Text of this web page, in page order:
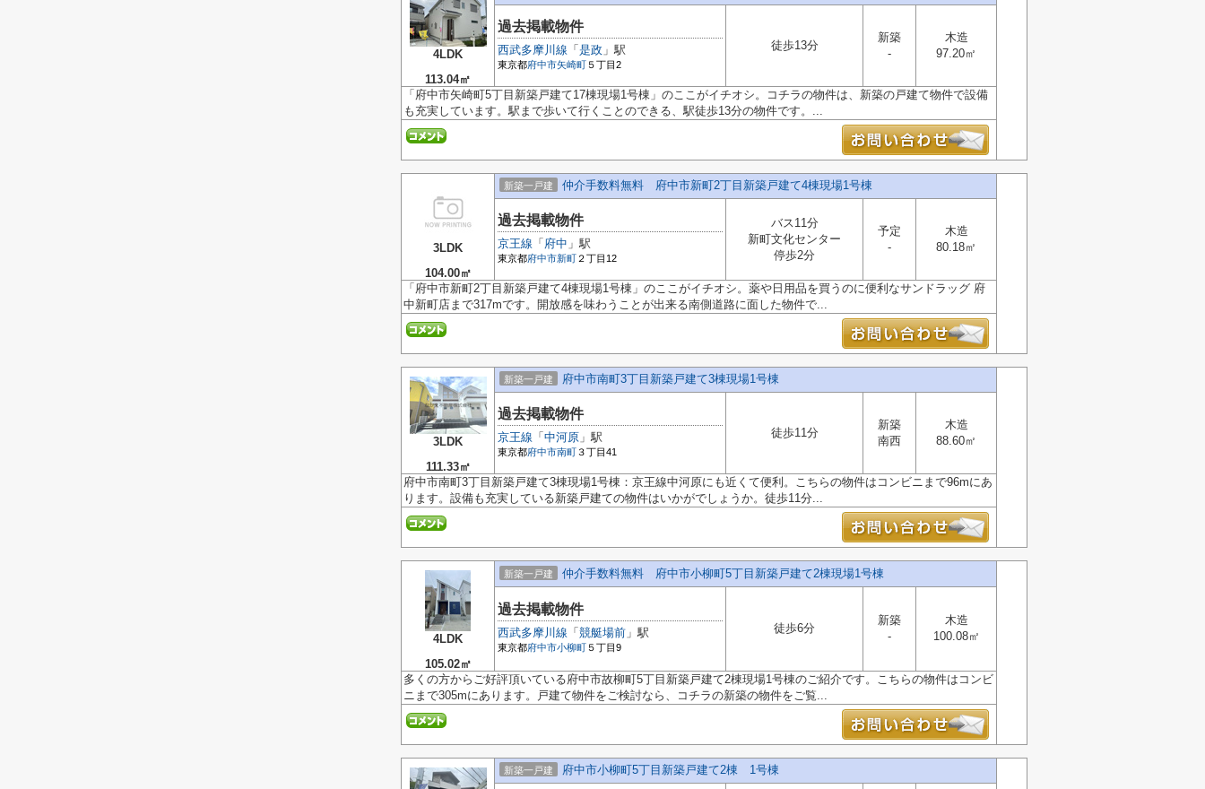
4LDK
113.04㎡
過去掲載物件
西武多摩川線 「 是政 」駅
東京都府中市矢崎町 ５丁目2
徒歩13分
新築
-
木造
97.20㎡
「府中市矢崎町5丁目新築戸建て17棟現場1号棟」のここがイチオシ。コチラの物件は、新築の戸建て物件で設備
も充実しています。駅まで歩いて行くことのできる、駅徒歩13分の物件です。...
3LDK
104.00㎡
新築一戸建 仲介手数料無料 府中市新町2丁目新築戸建て4棟現場1号棟
過去掲載物件
京王線 「 府中 」駅
東京都府中市新町 ２丁目12
バス11分
新町文化センター
停歩2分
予定
-
木造
80.18㎡
「府中市新町2丁目新築戸建て4棟現場1号棟」のここがイチオシ。薬や日用品を買うのに便利なサンドラッグ 府
中新町店まで317mです。開放感を味わうことが出来る南側道路に面した物件で...
3LDK
111.33㎡
新築一戸建 府中市南町3丁目新築戸建て3棟現場1号棟
過去掲載物件
京王線 「 中河原 」駅
東京都府中市南町 ３丁目41
徒歩11分
新築
南西
木造
88.60㎡
府中市南町3丁目新築戸建て3棟現場1号棟：京王線中河原にも近くて便利。こちらの物件はコンビニまで96mにあ
ります。設備も充実している新築戸建ての物件はいかがでしょうか。徒歩11分...
4LDK
105.02㎡
新築一戸建 仲介手数料無料 府中市小柳町5丁目新築戸建て2棟現場1号棟
過去掲載物件
西武多摩川線 「 競艇場前 」駅
東京都府中市小柳町 ５丁目9
徒歩6分
新築
-
木造
100.08㎡
多くの方からご好評頂いている府中市故柳町5丁目新築戸建て2棟現場1号棟のご紹介です。こちらの物件はコンビ
ニまで305mにあります。戸建て物件をご検討なら、コチラの新築の物件をご覧...
新築一戸建 府中市小柳町5丁目新築戸建て2棟 1号棟